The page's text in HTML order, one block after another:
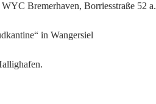
Bremerhaven, Borriesstraße 52 a.
in Wangersiel